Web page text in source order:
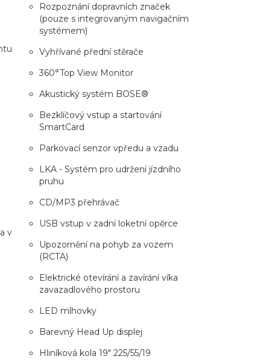
v
Rozpoznání dopravních značek
(pouze s integrovaným navigačním
systémem)
Vyhřívané přední stěrače
360°Top View Monitor
Akustický systém BOSE®
Bezklíčový vstup a startování
SmartCard
Parkovací senzor vpředu a vzadu
LKA - Systém pro udržení jízdního
pruhu
CD/MP3 přehrávač
USB vstup v zadní loketní opěrce
Upozornění na pohyb za vozem
(RCTA)
Elektrické otevírání a zavírání víka
zavazadlového prostoru
LED mlhovky
Barevný Head Up displej
Hliníková kola 19" 225/55/19